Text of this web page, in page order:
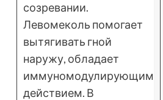
созревании.
Левомеколь помогает
вытягивать гной
наружу, обладает
иммуномодулирующим
действием. В